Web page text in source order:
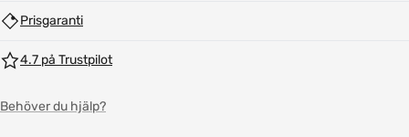
Prisgaranti
4.7 på Trustpilot
Behöver du hjälp?